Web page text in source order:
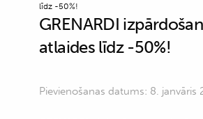
līdz -50%!
GRENARDI
atlaides līdz -50%!
Pievienošanas datums: 8. janvāris